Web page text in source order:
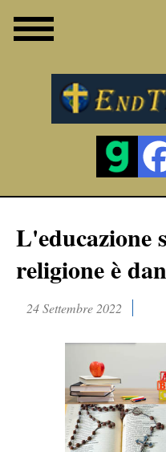
L'educazione
religione è
24 Settembre 2022